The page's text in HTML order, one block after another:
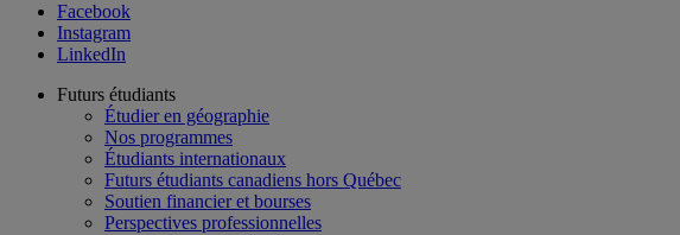
Facebook
Instagram
LinkedIn
Futurs étudiants
Étudier en géographie
Nos programmes
Étudiants internationaux
Futurs étudiants canadiens hors Québec
Soutien financier et bourses
Perspectives professionnelles